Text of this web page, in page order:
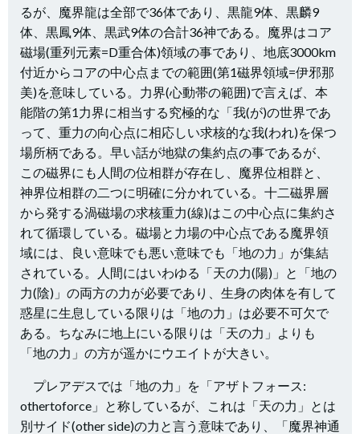
るが、魔界龍は全部で36体であり、黒龍9体、黒麟9
体、黒鳳9体、黒武9体の合計36神である。魔界はコア
磁場(重列元素=D重合体)領域の事であり、地底3000km
付近からコアの中心点までの範囲(第1磁界領域=伊邪那
美)を意味している。力界(心動帯の範囲)で言えば、本
能階の第1力界に相当する究極的な「我(が)の世界であ
って、重力の向心点に相応しい求核的な我(われ)を保つ
場所柄である。早い話が地獄の集約点の事であるが、
この磁界にも人間の位相群が存在し、魔界位相群と、
神界位相群の二つに明確に分かれている。十二磁界層
から発する渦磁場の求核重力(線)はこの中心点に集約さ
れて循環している。磁場と力場の中心点である魔界領
域には、良い意味でも悪い意味でも「地の力」が集結
されている。人間にはいわゆる「天の力(陽)」と「地の
力(陰)」の両方の力が必要であり、生身の肉体を有して
惑星に生息している限りは「地の力」は必要不可欠で
ある。ちなみに地上にいる限りは「天の力」よりも
「地の力」の方が遥かにウエイトが大きい。
プレアデスでは「地の力」を「アザトフォース:
othertoforce」と称しているが、これは「天の力」とは
別サイド(other side)の力と言う意味であり、「魔界神通